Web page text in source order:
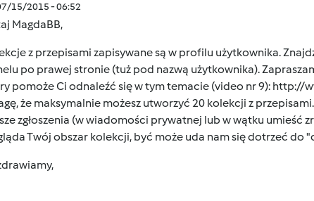
15/2015 - 06:52
MagdaBB,
z przepisami zapisywane są w profilu użytkownika.
po prawej stronie (tuż pod nazwą użytkownika).
pomoże Ci odnaleźć się w tym temacie (video nr 9): http://
że maksymalnie możesz utworzyć 20 kolekcji z
zgłoszenia (w wiadomości prywatnej lub w wątku umieść
Twój obszar kolekcji, być może uda nam się dotrzeć do